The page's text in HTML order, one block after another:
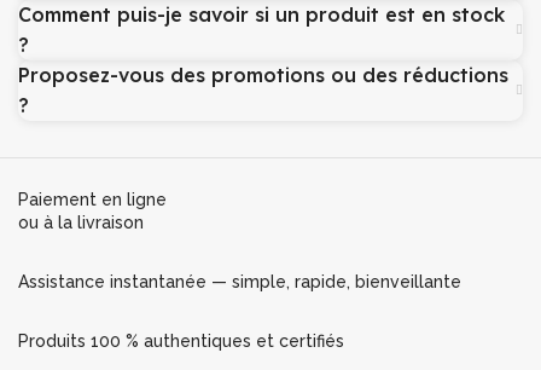
Comment puis-je savoir si un produit est en stock
?
Proposez-vous des promotions ou des réductions
?
Paiement en ligne
ou à la livraison
Assistance instantanée — simple, rapide, bienveillante
Produits 100 % authentiques et certifiés